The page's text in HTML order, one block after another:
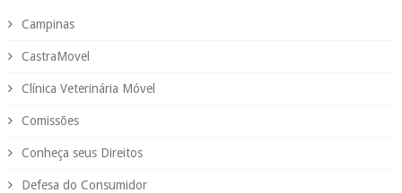
Campinas
CastraMovel
Clínica Veterinária Móvel
Comissões
Conheça seus Direitos
Defesa do Consumidor